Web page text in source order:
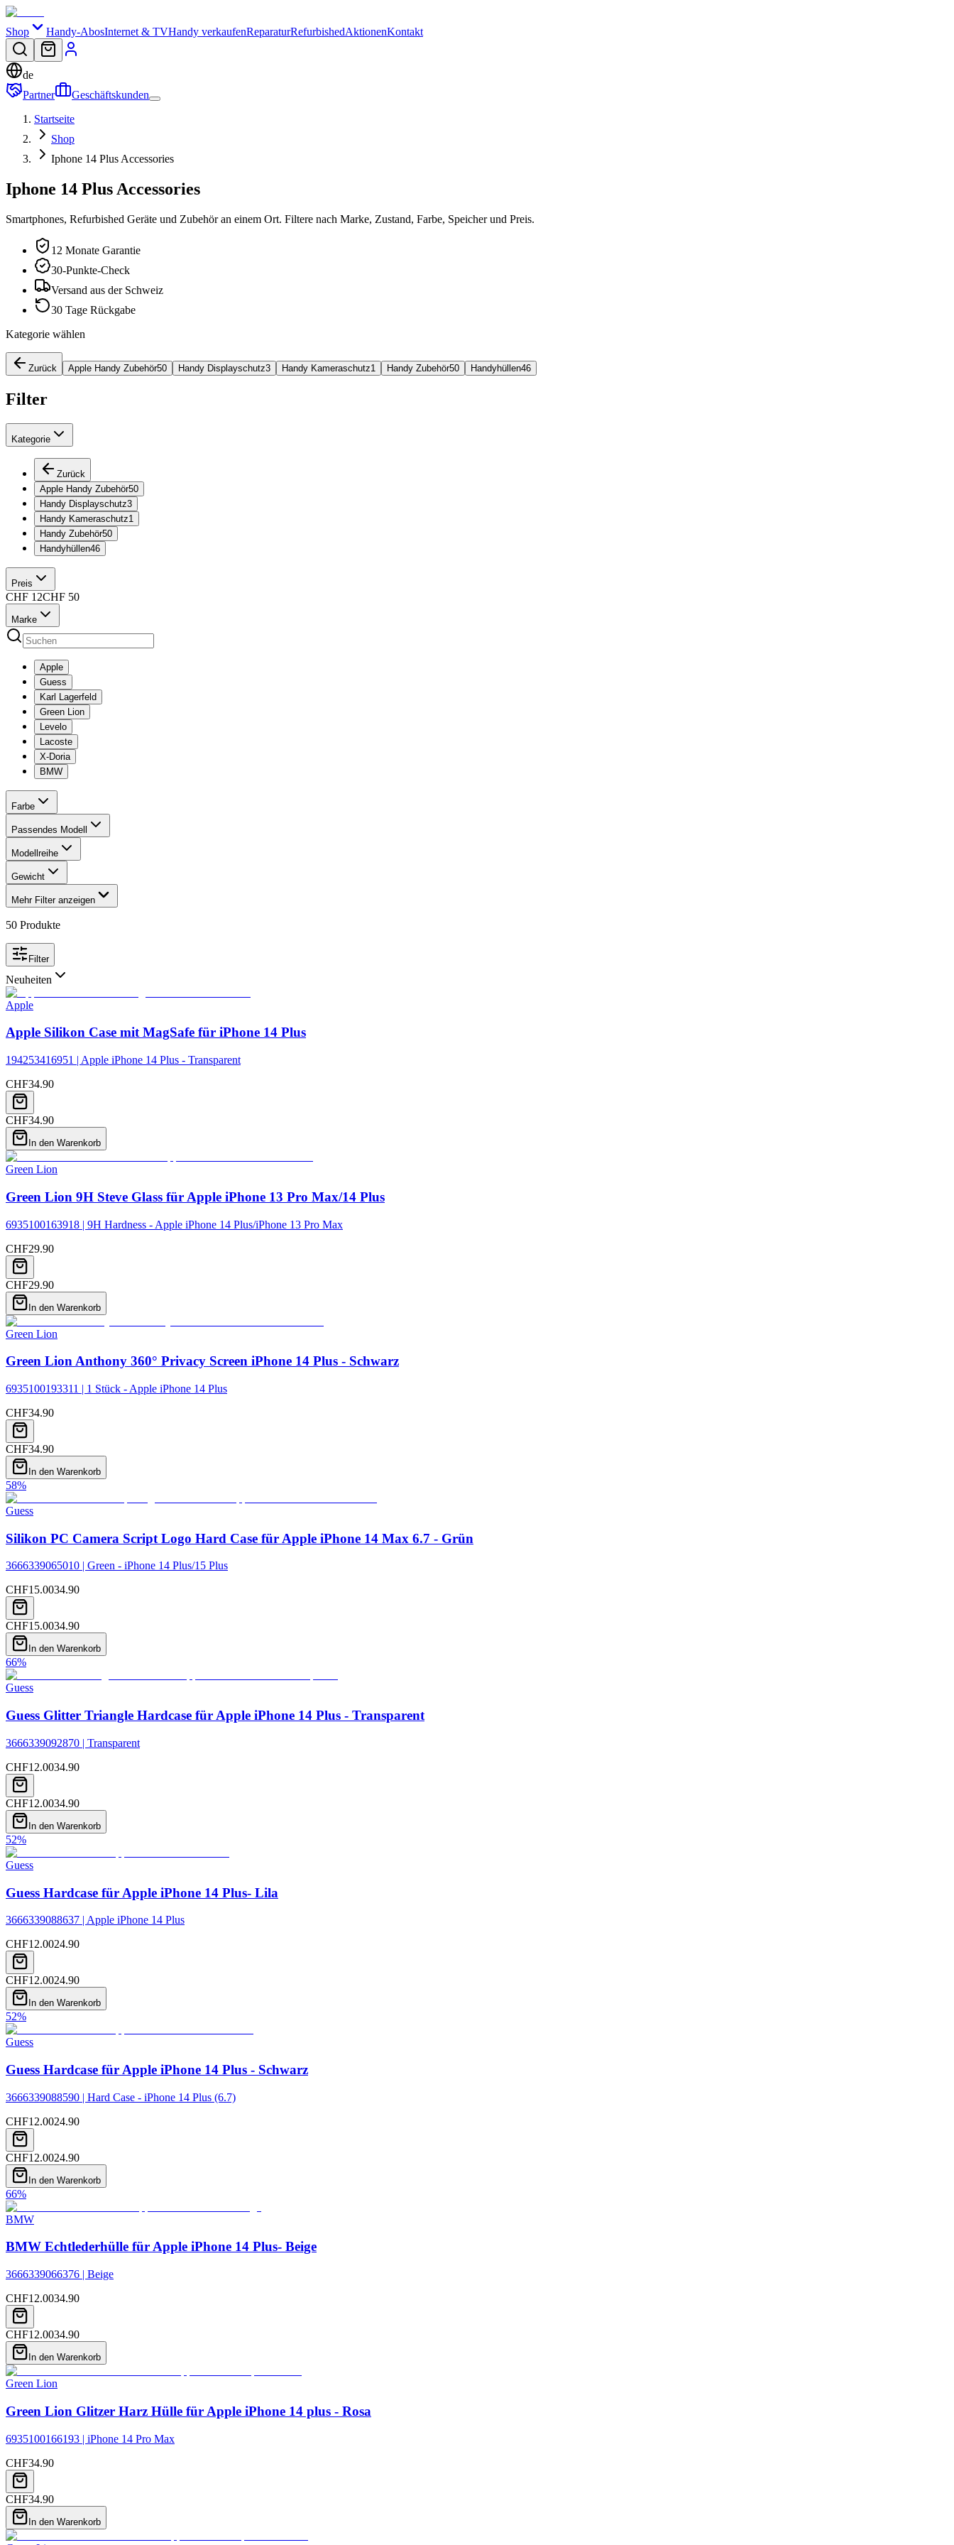
Shop Handy-AbosInternet & TVHandy verkaufenReparaturRefurbishedAktionenKontakt
de
Partner
Geschäftskunden
Startseite
Shop
Iphone 14 Plus Accessories
Iphone 14 Plus Accessories
Smartphones, Refurbished Geräte und Zubehör an einem Ort. Filtere nach Marke, Zustand, Farbe, Speicher und Preis.
12 Monate Garantie
30-Punkte-Check
Versand aus der Schweiz
30 Tage Rückgabe
Kategorie wählen
Zurück Apple Handy Zubehör50 Handy Displayschutz3 Handy Kameraschutz1 Handy Zubehör50 Handyhüllen46
Filter
Kategorie
Zurück
Apple Handy Zubehör50
Handy Displayschutz3
Handy Kameraschutz1
Handy Zubehör50
Handyhüllen46
Preis
CHF 12CHF 50
Marke
Apple
Guess
Karl Lagerfeld
Green Lion
Levelo
Lacoste
X-Doria
BMW
Farbe
Passendes Modell
Modellreihe
Gewicht
Mehr Filter anzeigen
50 Produkte
Filter
Neuheiten
Apple
Apple Silikon Case mit MagSafe für iPhone 14 Plus
194253416951 | Apple iPhone 14 Plus - Transparent
CHF34.90
CHF34.90
In den Warenkorb
Green Lion
Green Lion 9H Steve Glass für Apple iPhone 13 Pro Max/14 Plus
6935100163918 | 9H Hardness - Apple iPhone 14 Plus/iPhone 13 Pro Max
CHF29.90
CHF29.90
In den Warenkorb
Green Lion
Green Lion Anthony 360° Privacy Screen iPhone 14 Plus - Schwarz
6935100193311 | 1 Stück - Apple iPhone 14 Plus
CHF34.90
CHF34.90
In den Warenkorb
58%
Guess
Silikon PC Camera Script Logo Hard Case für Apple iPhone 14 Max 6.7 - Grün
3666339065010 | Green - iPhone 14 Plus/15 Plus
CHF15.0034.90
CHF15.0034.90
In den Warenkorb
66%
Guess
Guess Glitter Triangle Hardcase für Apple iPhone 14 Plus - Transparent
3666339092870 | Transparent
CHF12.0034.90
CHF12.0034.90
In den Warenkorb
52%
Guess
Guess Hardcase für Apple iPhone 14 Plus- Lila
3666339088637 | Apple iPhone 14 Plus
CHF12.0024.90
CHF12.0024.90
In den Warenkorb
52%
Guess
Guess Hardcase für Apple iPhone 14 Plus - Schwarz
3666339088590 | Hard Case - iPhone 14 Plus (6.7)
CHF12.0024.90
CHF12.0024.90
In den Warenkorb
66%
BMW
BMW Echtlederhülle für Apple iPhone 14 Plus- Beige
3666339066376 | Beige
CHF12.0034.90
CHF12.0034.90
In den Warenkorb
Green Lion
Green Lion Glitzer Harz Hülle für Apple iPhone 14 plus - Rosa
6935100166193 | iPhone 14 Pro Max
CHF34.90
CHF34.90
In den Warenkorb